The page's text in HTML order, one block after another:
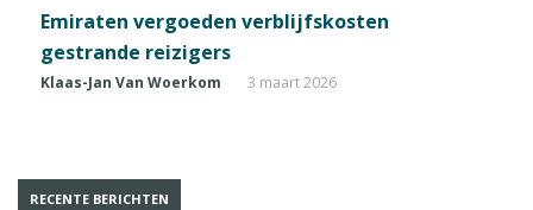
Emiraten vergoeden verblijfskosten
gestrande reizigers
Klaas-Jan Van Woerkom 3 maart 2026
RECENTE BERICHTEN